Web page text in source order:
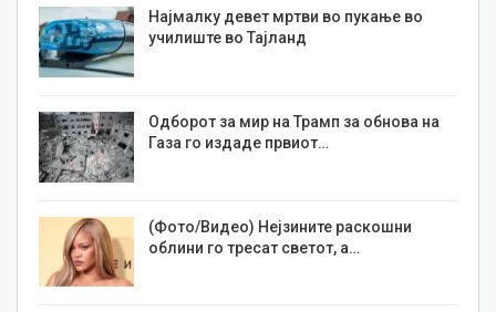
Најмалку девет мртви во пукање во
училиште во Тајланд
Одборот за мир на Трамп за обнова на
Газа го издаде првиот…
(Фото/Видео) Нејзините раскошни
облини го тресат светот, а…